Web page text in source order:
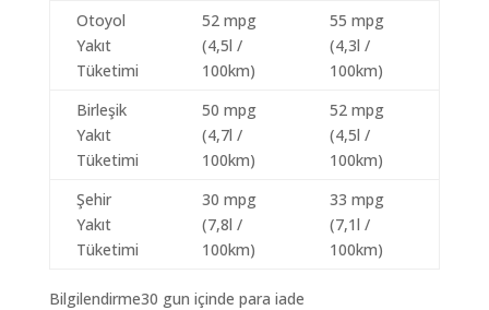
Otoyol
Yakıt
Tüketimi
52 mpg
(4,5l /
100km)
55 mpg
(4,3l /
100km)
Birleşik
Yakıt
Tüketimi
50 mpg
(4,7l /
100km)
52 mpg
(4,5l /
100km)
Şehir
Yakıt
Tüketimi
30 mpg
(7,8l /
100km)
33 mpg
(7,1l /
100km)
Bilgilendirme30 gun içinde para iade